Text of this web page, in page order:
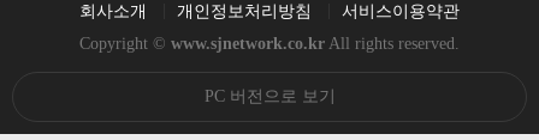
회사소개 개인정보처리방침
서비스이용약관
Copyright © www.sjnetwork.co.kr All rights reserved.
PC 버전으로 보기